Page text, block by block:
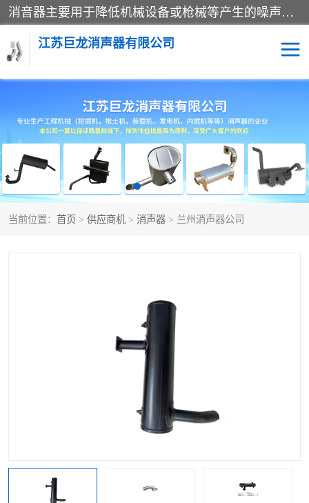
消音器主要用于降低机械设备或枪械等产生的噪声。它通过阻尼或增加排气面积来降低排气速度和功率，从而降低噪声。常见的消音器类型包括阻性消声器、抗性消声器、共振消声器以及阻抗复合式消声器等。这些消音器各有特点，适用于不同频率的噪声消除。
江苏巨龙消声器有限公司
当前位置： 首页 > 供应商机 > 消声器 > 兰州消声器公司
消声器